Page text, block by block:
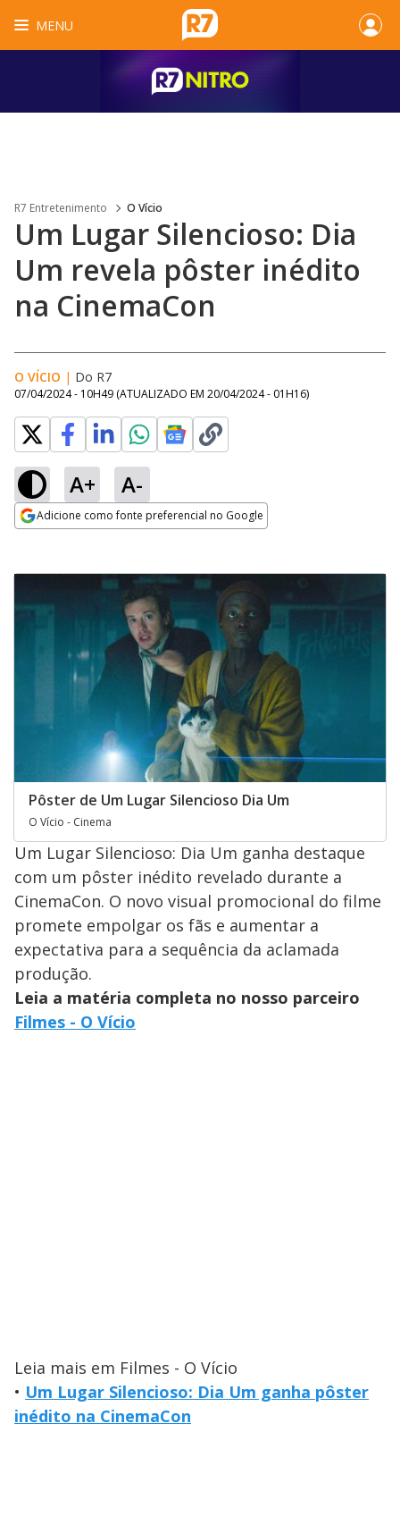
MENU
R7 Entretenimento O Vício
Um Lugar Silencioso: Dia
Um revela pôster inédito
na CinemaCon
O VÍCIO | Do R7
07/04/2024 - 10H49 (ATUALIZADO EM 20/04/2024 - 01H16)
A+ A-
Adicione como fonte preferencial no Google
Pôster de Um Lugar Silencioso Dia Um
O Vício - Cinema
Um Lugar Silencioso: Dia Um ganha destaque
com um pôster inédito revelado durante a
CinemaCon. O novo visual promocional do filme
promete empolgar os fãs e aumentar a
expectativa para a sequência da aclamada
produção.
Leia a matéria completa no nosso parceiro
Filmes - O Vício
Leia mais em Filmes - O Vício
• Um Lugar Silencioso: Dia Um ganha pôster
inédito na CinemaCon